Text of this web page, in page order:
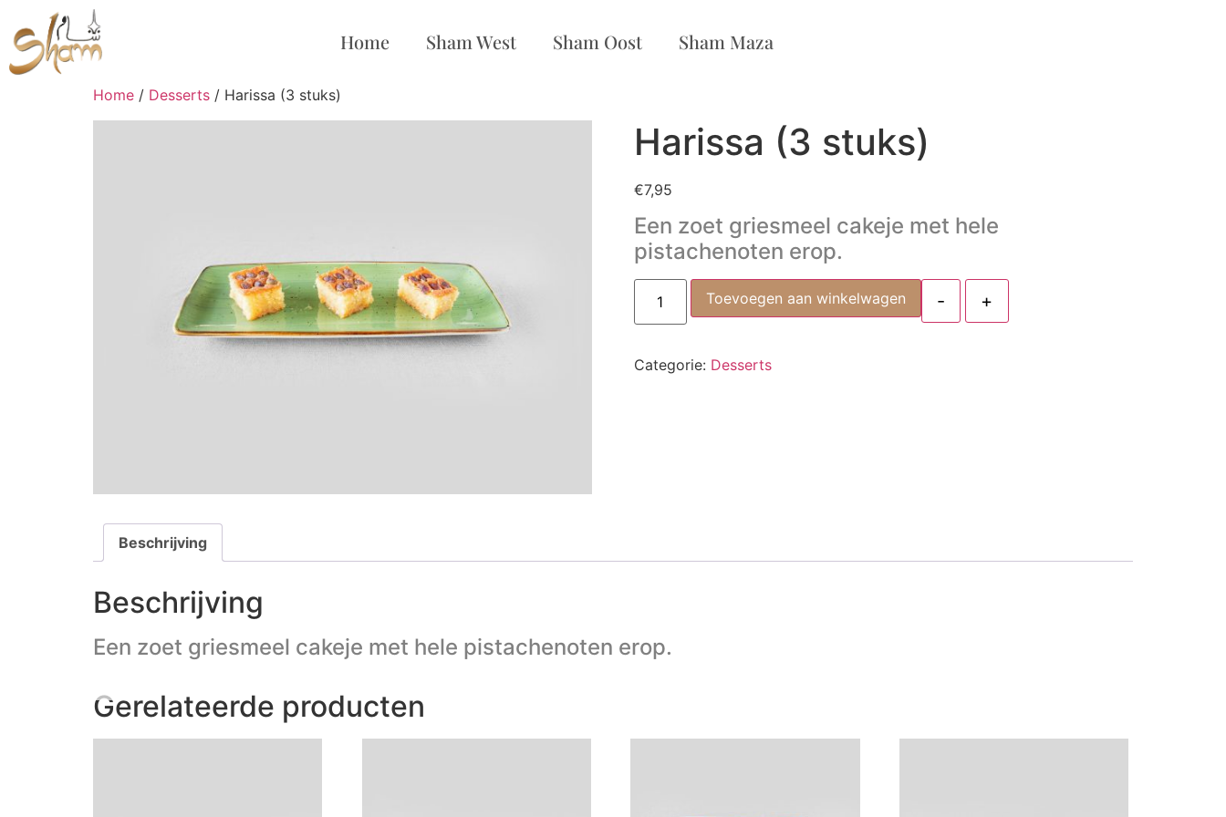
Home Sham West Sham Oost Sham Maza
Home / Desserts / Harissa (3 stuks)
Harissa (3 stuks)
€7,95
Een zoet griesmeel cakeje met hele
pistachenoten erop.
- +
Toevoegen aan winkelwagen
Categorie: Desserts
Beschrijving
Beschrijving
Een zoet griesmeel cakeje met hele pistachenoten erop.
Gerelateerde producten